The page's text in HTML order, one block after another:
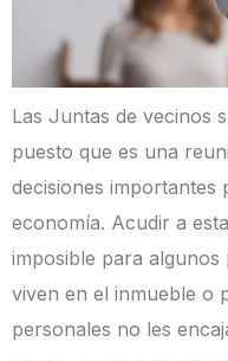
Las Juntas de vecinos
puesto que es una
decisiones importantes
economía. Acudir a
imposible para
viven en el inmueble o
personales no les